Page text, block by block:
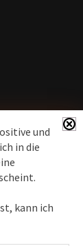
und
in die
kann ich
&